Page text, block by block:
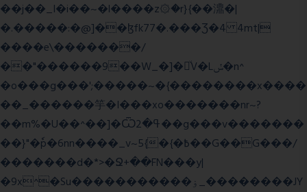
��j��_I�i��~�l����z۞�r}{��濎�|
�.�����:�@]��ɮfk77�.���Ʒ�4 4mt|
����e\�������/
��"������9��W_�]�ͮV�Lݽ�n^
�o���g���';�����~�{��������x����
��_������竽�I���xo�������nr~?
��m%�U��^��]�Ѿߟ�2��g���v�������
��}"�ٗp�6nn����_v~5{�{�߿��G��G���/
�������d�*>�Ջ+��FN���y|
�9x^�Su�����������ۏ_��������JY